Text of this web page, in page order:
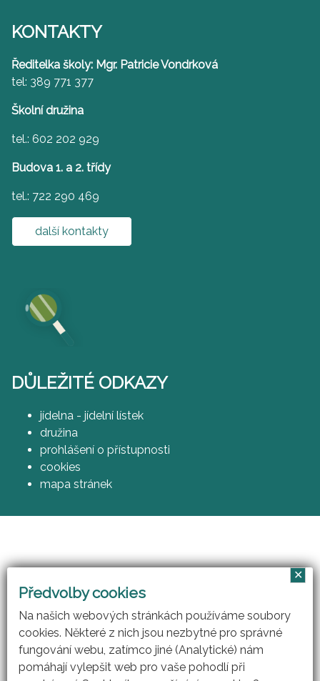
KONTAKTY
Ředitelka školy: Mgr. Patricie Vondrková
tel: 389 771 377
Školní družina
tel.: 602 202 929
Budova 1. a 2. třídy
tel.: 722 290 469
další kontakty
DŮLEŽITÉ ODKAZY
jídelna - jídelní lístek
družina
prohlášení o přístupnosti
cookies
mapa stránek
(CZ.1.07/1.3.00/51.0007)
Předvolby cookies
Na našich webových stránkách používáme soubory
cookies. Některé z nich jsou nezbytné pro správné
fungování webu, zatímco jiné (Analytické) nám
pomáhají vylepšit web pro vaše pohodlí při
✕